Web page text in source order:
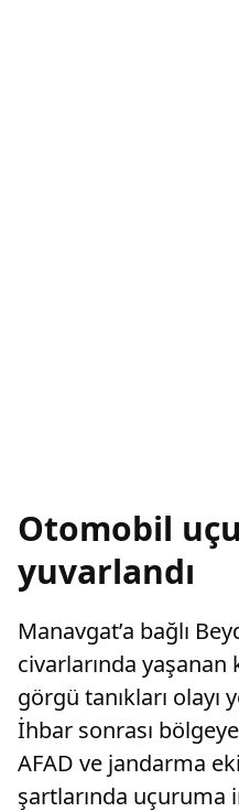
Otomobil
yuvarlandı
Manavgat’a bağlı
civarlarında yaşanan
görgü tanıkları
İhbar sonrası
AFAD ve jandarma
şartlarında uçuruma